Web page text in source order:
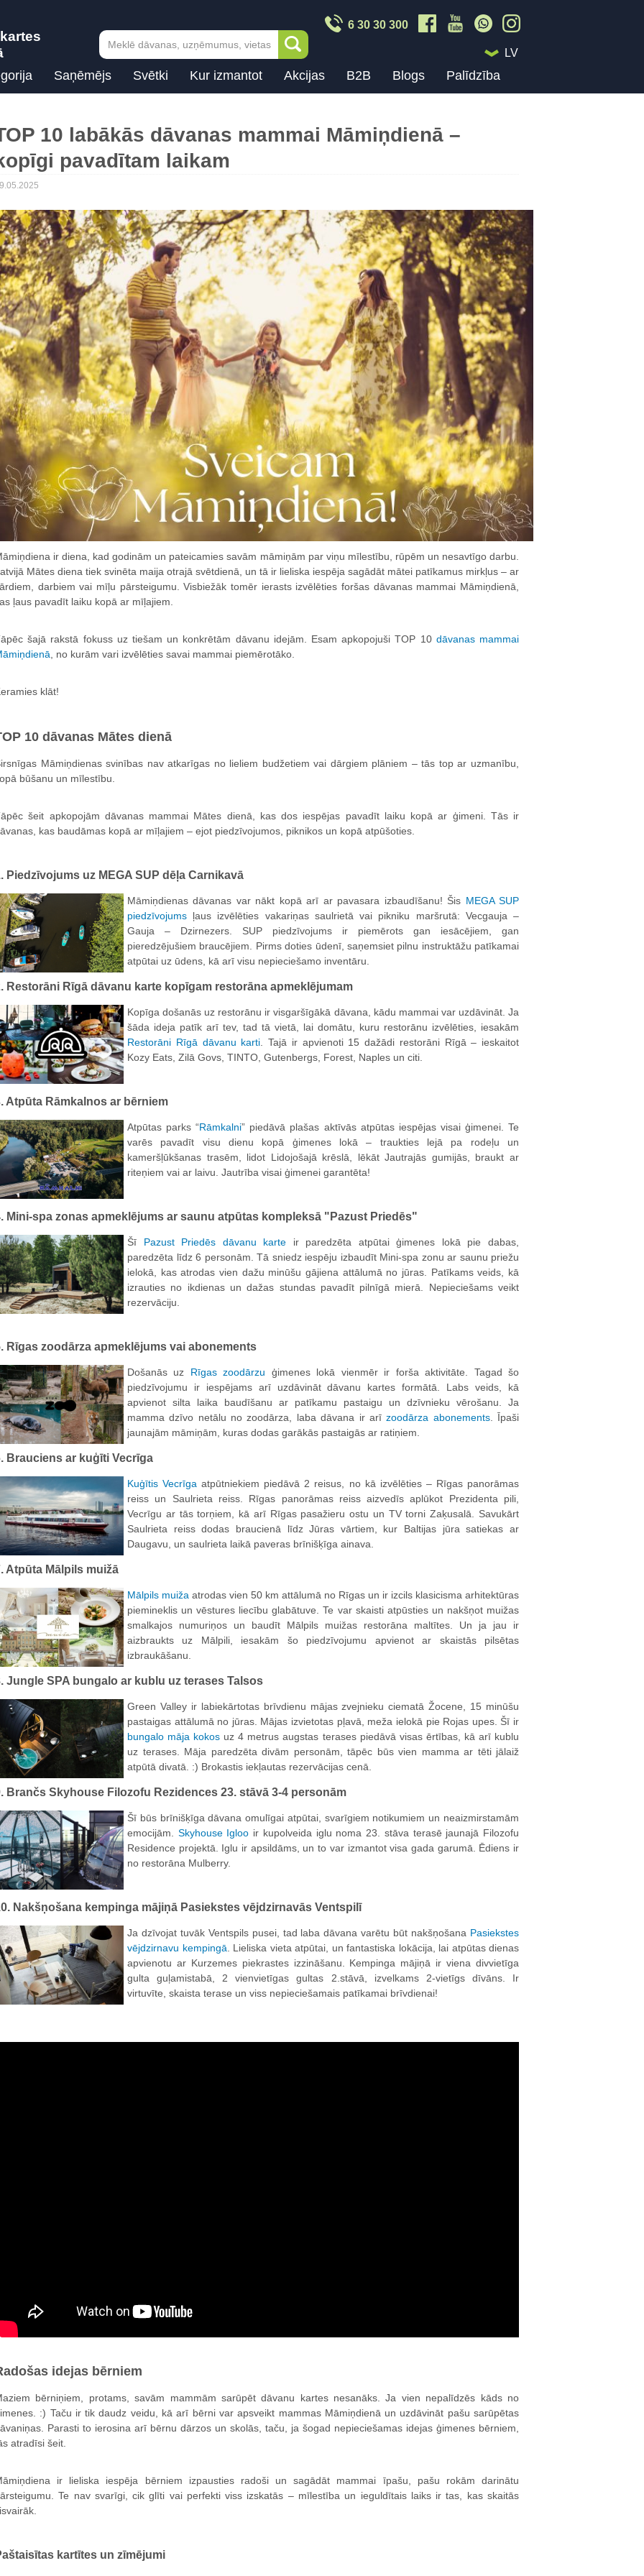
6 30 30 300
LV
Saņēmējs Svētki Kur izmantot Akcijas B2B Blogs Palīdzība
10 labākās dāvanas mammai Māmiņdienā –
pavadītam laikam
ir diena, kad godinām un pateicamies savām māmiņām par viņu mīlestību, rūpēm un nesavtīgo darbu.
Mātes diena tiek svinēta maija otrajā svētdienā, un tā ir lieliska iespēja sagādāt mātei patīkamus mirkļus – ar
darbiem vai mīļu pārsteigumu. Visbiežāk tomēr ierasts izvēlēties foršas dāvanas mammai Māmiņdienā,
ļaus pavadīt laiku kopā ar mīļajiem.
šajā rakstā fokuss uz tiešam un konkrētām dāvanu idejām. Esam apkopojuši TOP 10 dāvanas mammai
, no kurām vari izvēlēties savai mammai piemērotāko.
klāt!
10 dāvanas Mātes dienā
Māmiņdienas svinības nav atkarīgas no lieliem budžetiem vai dārgiem plāniem – tās top ar uzmanību,
būšanu un mīlestību.
šeit apkopojām dāvanas mammai Mātes dienā, kas dos iespējas pavadīt laiku kopā ar ģimeni. Tās ir
kas baudāmas kopā ar mīļajiem – ejot piedzīvojumos, piknikos un kopā atpūšoties.
Piedzīvojums uz MEGA SUP dēļa Carnikavā
Māmiņdienas dāvanas var nākt kopā arī ar pavasara izbaudīšanu! Šis MEGA SUP
piedzīvojums ļaus izvēlēties vakariņas saulrietā vai pikniku maršrutā: Vecgauja –
Gauja – Dzirnezers. SUP piedzīvojums ir piemērots gan iesācējiem, gan
pieredzējušiem braucējiem. Pirms doties ūdenī, saņemsiet pilnu instruktāžu patīkamai
atpūtai uz ūdens, kā arī visu nepieciešamo inventāru.
Restorāni Rīgā dāvanu karte kopīgam restorāna apmeklējumam
Kopīga došanās uz restorānu ir visgaršīgākā dāvana, kādu mammai var uzdāvināt. Ja
šāda ideja patīk arī tev, tad tā vietā, lai domātu, kuru restorānu izvēlēties, iesakām
Restorāni Rīgā dāvanu karti. Tajā ir apvienoti 15 dažādi restorāni Rīgā – ieskaitot
Kozy Eats, Zilā Govs, TINTO, Gutenbergs, Forest, Naples un citi.
Atpūta Rāmkalnos ar bērniem
Atpūtas parks “Rāmkalni” piedāvā plašas aktīvās atpūtas iespējas visai ģimenei. Te
varēs pavadīt visu dienu kopā ģimenes lokā – traukties lejā pa rodeļu un
kameršļūkšanas trasēm, lidot Lidojošajā krēslā, lēkāt Jautrajās gumijās, braukt ar
riteņiem vai ar laivu. Jautrība visai ģimenei garantēta!
Mini-spa zonas apmeklējums ar saunu atpūtas kompleksā "Pazust Priedēs"
Šī Pazust Priedēs dāvanu karte ir paredzēta atpūtai ģimenes lokā pie dabas,
paredzēta līdz 6 personām. Tā sniedz iespēju izbaudīt Mini-spa zonu ar saunu priežu
ielokā, kas atrodas vien dažu minūšu gājiena attālumā no jūras. Patīkams veids, kā
izrauties no ikdienas un dažas stundas pavadīt pilnīgā mierā. Nepieciešams veikt
rezervāciju.
Rīgas zoodārza apmeklējums vai abonements
Došanās uz Rīgas zoodārzu ģimenes lokā vienmēr ir forša aktivitāte. Tagad šo
piedzīvojumu ir iespējams arī uzdāvināt dāvanu kartes formātā. Labs veids, kā
apvienot silta laika baudīšanu ar patīkamu pastaigu un dzīvnieku vērošanu. Ja
mamma dzīvo netālu no zoodārza, laba dāvana ir arīzoodārza abonements. Īpaši
jaunajām māmiņām, kuras dodas garākās pastaigās ar ratiņiem.
Brauciens ar kuģīti Vecrīga
Kuģītis Vecrīga atpūtniekiem piedāvā 2 reisus, no kā izvēlēties – Rīgas panorāmas
reiss un Saulrieta reiss. Rīgas panorāmas reiss aizvedīs aplūkot Prezidenta pili,
Vecrīgu ar tās torņiem, kā arī Rīgas pasažieru ostu un TV torni Zaķusalā. Savukārt
Saulrieta reiss dodas braucienā līdz Jūras vārtiem, kur Baltijas jūra satiekas ar
Daugavu, un saulrieta laikā paveras brīnišķīga ainava.
Atpūta Mālpils muižā
Mālpils muiža atrodas vien 50 km attālumā no Rīgas un ir izcils klasicisma arhitektūras
piemineklis un vēstures liecību glabātuve. Te var skaisti atpūsties un nakšņot muižas
smalkajos numuriņos un baudīt Mālpils muižas restorāna maltītes. Un ja jau ir
aizbraukts uz Mālpili, iesakām šo piedzīvojumu apvienot ar skaistās pilsētas
izbraukāšanu.
Jungle SPA bungalo ar kublu uz terases Talsos
Green Valley ir labiekārtotas brīvdienu mājas zvejnieku ciematā Žocene, 15 minūšu
pastaigas attālumā no jūras. Mājas izvietotas pļavā, meža ielokā pie Rojas upes. Šī ir
bungalo māja kokos uz 4 metrus augstas terases piedāvā visas ērtības, kā arī kublu
uz terases. Māja paredzēta divām personām, tāpēc būs vien mamma ar tēti jālaiž
atpūtā divatā. :) Brokastis iekļautas rezervācijas cenā.
Brančs Skyhouse Filozofu Rezidences 23. stāvā 3-4 personām
Šī būs brīnišķīga dāvana omulīgai atpūtai, svarīgiem notikumiem un neaizmirstamām
emocijām. Skyhouse Igloo ir kupolveida iglu noma 23. stāva terasē jaunajā Filozofu
Residence projektā. Iglu ir apsildāms, un to var izmantot visa gada garumā. Ēdiens ir
no restorāna Mulberry.
Nakšņošana kempinga mājiņā Pasiekstes vējdzirnavās Ventspilī
Ja dzīvojat tuvāk Ventspils pusei, tad laba dāvana varētu būt nakšņošana Pasiekstes
vējdzirnavu kempingā. Lieliska vieta atpūtai, un fantastiska lokācija, lai atpūtas dienas
apvienotu ar Kurzemes piekrastes izzināšanu. Kempinga mājiņā ir viena divvietīga
gulta guļamistabā, 2 vienvietīgas gultas 2.stāvā, izvelkams 2-vietīgs dīvāns. Ir
virtuvīte, skaista terase un viss nepieciešamais patīkamai brīvdienai!
idejas bērniem
bērniņiem, protams, savām mammām sarūpēt dāvanu kartes nesanāks. Ja vien nepalīdzēs kāds no
:) Taču ir tik daudz veidu, kā arī bērni var apsveikt mammas Māmiņdienā un uzdāvināt pašu sarūpētas
Parasti to ierosina arī bērnu dārzos un skolās, taču, ja šogad nepieciešamas idejas ģimenes bērniem,
atradīsi šeit.
ir lieliska iespēja bērniem izpausties radoši un sagādāt mammai īpašu, pašu rokām darinātu
Te nav svarīgi, cik glīti vai perfekti viss izskatās – mīlestība un ieguldītais laiks ir tas, kas skaitās
kartītes un zīmējumi